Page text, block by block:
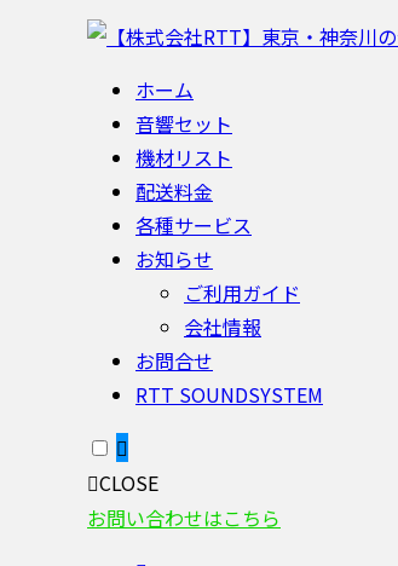
ホーム
音響セット
機材リスト
配送料金
各種サービス
お知らせ
ご利用ガイド
会社情報
お問合せ
RTT SOUNDSYSTEM
CLOSE
お問い合わせはこちら